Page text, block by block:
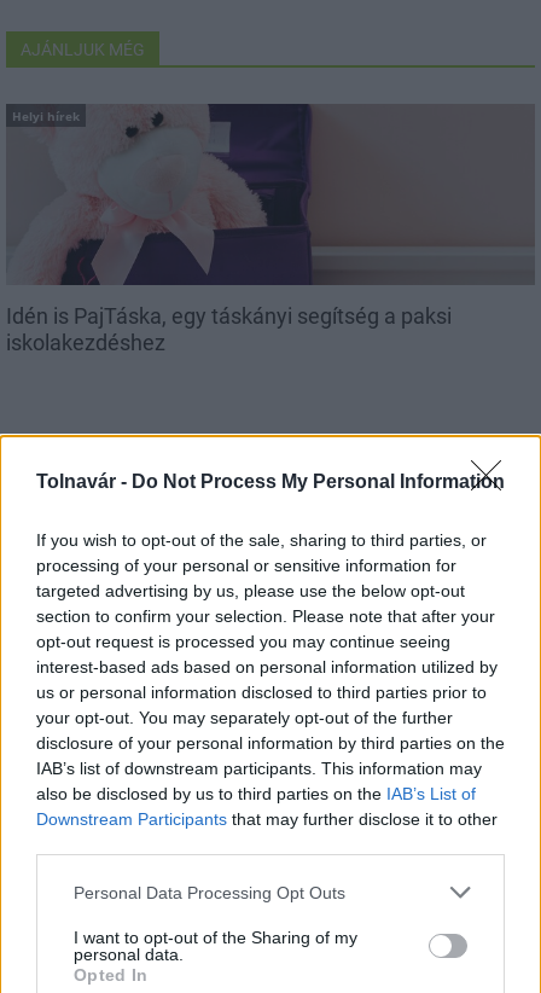
Tolnavár - Do Not Process My Personal Information
If you wish to opt-out of the sale, sharing to third parties, or
processing of your personal or sensitive information for
targeted advertising by us, please use the below opt-out
section to confirm your selection. Please note that after your
opt-out request is processed you may continue seeing
interest-based ads based on personal information utilized by
us or personal information disclosed to third parties prior to
your opt-out. You may separately opt-out of the further
disclosure of your personal information by third parties on the
IAB’s list of downstream participants. This information may
also be disclosed by us to third parties on the IAB’s List of
Downstream Participants that may further disclose it to other
Please note that this website/app uses one or more Google
not limited to your visit or usage behaviour. You may click to
grant or deny consent to Google and its third-party tags to
use your data for below specified purposes in below Google
Personal Data Processing Opt Outs
I want to opt-out of the Sharing of my
personal data.
Opted In
AJÁNLJUK MÉG
Helyi hírek
Idén is PajTáska, egy táskányi segítség a paksi
iskolakezdéshez
Helyi hírek
Beindult az őszibarackszezon, szeptemberig
élvezhetjük
Helyi hírek